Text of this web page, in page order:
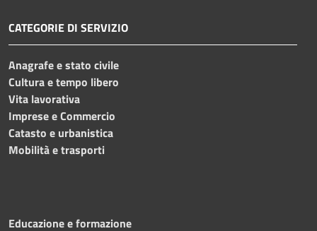
CATEGORIE DI SERVIZIO
Anagrafe e stato civile
Cultura e tempo libero
Vita lavorativa
Imprese e Commercio
Catasto e urbanistica
Mobilità e trasporti
Educazione e formazione